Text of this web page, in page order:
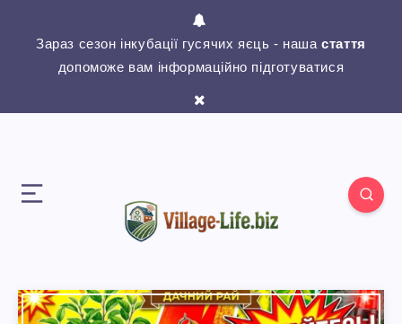
Зараз сезон інкубації гусячих яєць - нашастаття
допоможе вам інформаційно підготуватися